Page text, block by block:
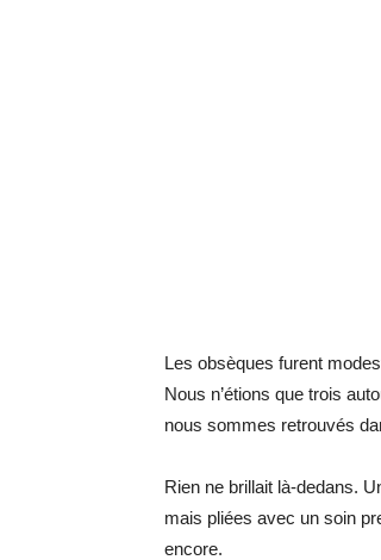
Les obsèques furent
Nous n’étions que trois
nous sommes retrouvés
Rien ne brillait là-dedans.
mais pliées avec un soin
encore.